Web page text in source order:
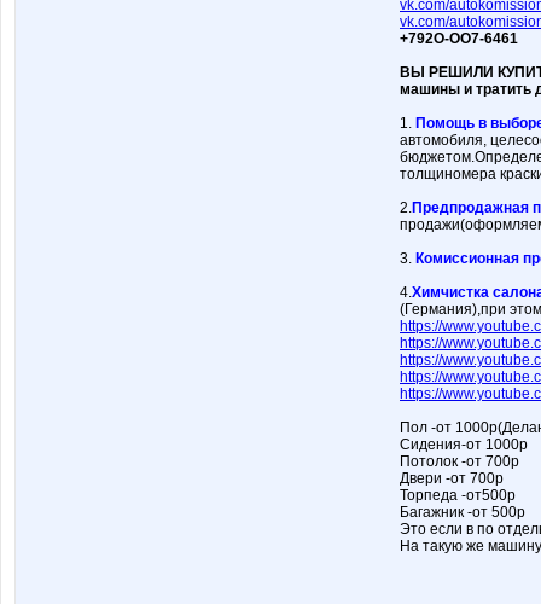
vk.com/
vk.com/
+792О-ОО7-6461
ВЫ РЕШИЛИ
машины и
1. Помощь в
автомобиля,
толщиномера
2.Предпродажная
3. Комиссионная
4.Химчистка
(Германия),при
https://
https://
https://
https://
https://
Пол -от
Сидения-от 1000р
Потолок -от 700р
Двери -от 700р
Торпеда -от500р
Багажник -от 500р
Это если в по
На такую же